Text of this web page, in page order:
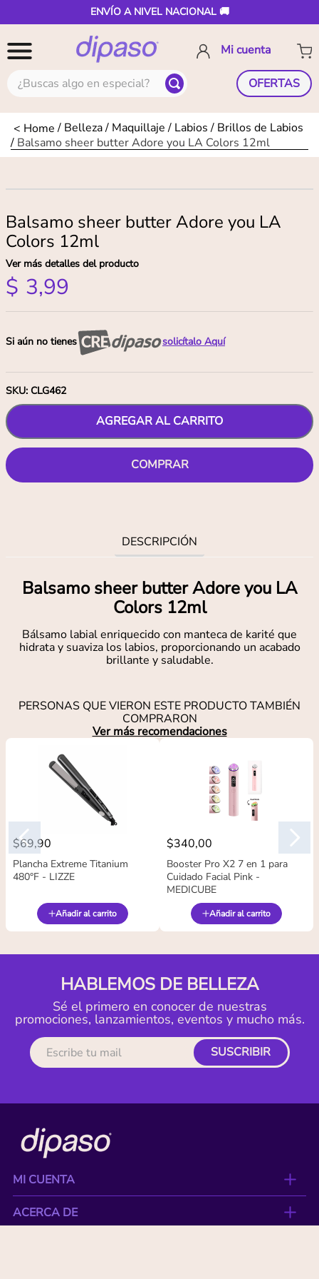
ENVÍO A NIVEL NACIONAL 🚚
¿Buscas algo en especial? OFERTAS
Belleza Maquillaje Labios
Brillos de Labios
Balsamo sheer butter Adore you LA Colors 12ml
Balsamo sheer butter Adore you LA
Colors 12ml
Ver más detalles del producto
$ 3,99
Si aún no tienes solicítalo Aquí
SKU: CLG462
AGREGAR AL CARRITO
COMPRAR
DESCRIPCIÓN
Balsamo sheer butter Adore you LA
Colors 12ml
Bálsamo labial enriquecido con manteca de karité que
hidrata y suaviza los labios, proporcionando un acabado
brillante y saludable.
PERSONAS QUE VIERON ESTE PRODUCTO TAMBIÉN
COMPRARON
Ver más recomendaciones
$69,90
Plancha Extreme Titanium
480°F - LIZZE
Añadir al carrito
$340,00
Booster Pro X2 7 en 1 para
Cuidado Facial Pink -
MEDICUBE
Añadir al carrito
HABLEMOS DE BELLEZA
Sé el primero en conocer de nuestras
promociones, lanzamientos, eventos y mucho más.
SUSCRIBIR
MI CUENTA
ACERCA DE